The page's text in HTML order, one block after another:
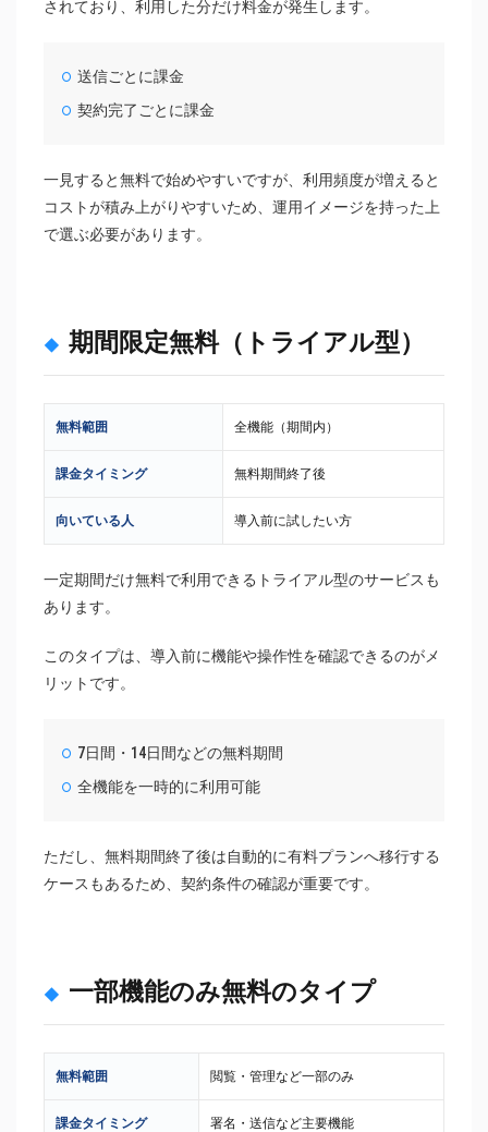
されており、利用した分だけ料金が発生します。
送信ごとに課金
契約完了ごとに課金
一見すると無料で始めやすいですが、利用頻度が増えると
コストが積み上がりやすいため、運用イメージを持った上
で選ぶ必要があります。
期間限定無料（トライアル型）
無料範囲 全機能（期間内）
課金タイミング 無料期間終了後
向いている人 導入前に試したい方
一定期間だけ無料で利用できるトライアル型のサービスも
あります。
このタイプは、導入前に機能や操作性を確認できるのがメ
リットです。
7日間・14日間などの無料期間
全機能を一時的に利用可能
ただし、無料期間終了後は自動的に有料プランへ移行する
ケースもあるため、契約条件の確認が重要です。
一部機能のみ無料のタイプ
無料範囲 閲覧・管理など一部のみ
課金タイミング 署名・送信など主要機能